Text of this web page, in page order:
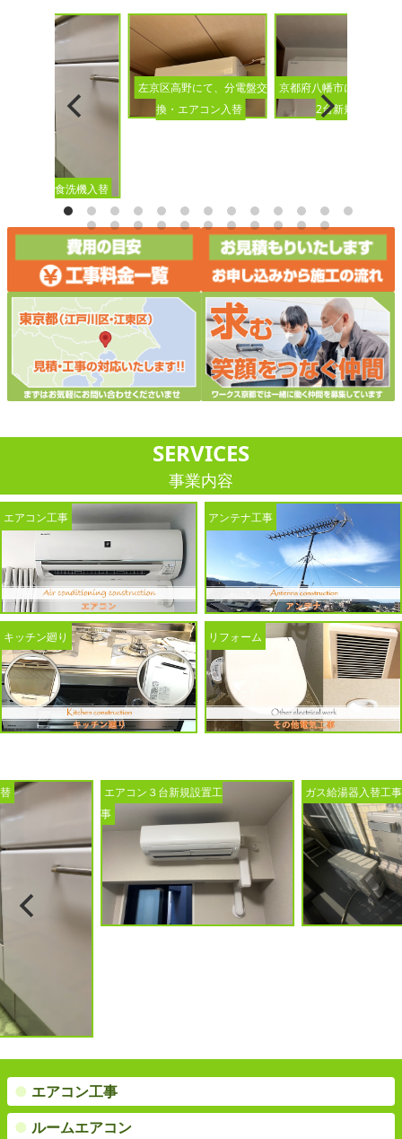
左京区高野にて、分電盤交
換・エアコン入替
京都府八幡市にて、エア
2台新規設置
ビルトイン食洗機入替
SERVICES
事業内容
エアコン工事 アンテナ工事
キッチン廻り リフォーム
設置工 ガス給湯器入替工事 トイレ換気扇
● エアコン工事
● ルームエアコン